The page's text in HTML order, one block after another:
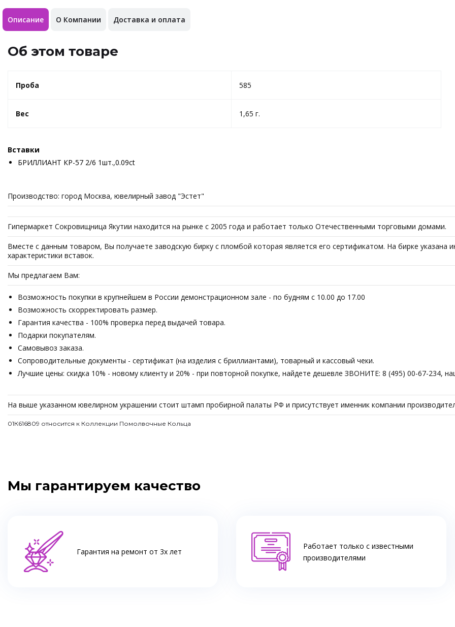
Описание О Компании Доставка и оплата
Об этом товаре
Проба 585
Вес 1,65 г.
Вставки
БРИЛЛИАНТ КР-57 2/6 1шт.,0.09ct
Производство: город Москва, ювелирный завод "Эстет"
Гипермаркет Сокровищница Якутии находится на рынке с 2005 года и работает только Отечественными торговыми домами.
Вместе с данным товаром, Вы получаете заводскую бирку с пломбой которая является его сертификатом. На бирке
характеристики вставок.
Мы предлагаем Вам:
Возможность покупки в крупнейшем в России демонстрационном зале - по будням с 10.00 до 17.00
Возможность скорректировать размер.
Гарантия качества - 100% проверка перед выдачей товара.
Подарки покупателям.
Самовывоз заказа.
Сопроводительные документы - сертификат (на изделия с бриллиантами), товарный и кассовый чеки.
Лучшие цены: скидка 10% - новому клиенту и 20% - при повторной покупке, найдете дешевле ЗВОНИТЕ: 8 (495) 00-67-234,
На выше указанном ювелирном украшении стоит штамп пробирной палаты РФ и присутствует именник компании
01К616809 относится к Коллекции Помолвочные Кольца
Мы гарантируем качество
Гарантия на ремонт от 3х лет
Работает только с известными
производителями